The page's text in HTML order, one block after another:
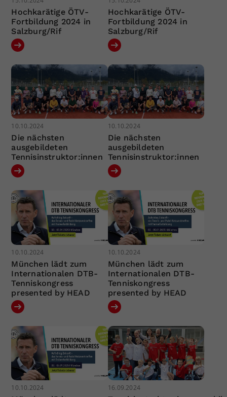
Hochkarätige ÖTV-
Fortbildung 2024 in
Salzburg/Rif
Hochkarätige ÖTV-
Fortbildung 2024 in
Salzburg/Rif
10.10.2024
Die nächsten
ausgebildeten
Tennisinstruktor:innen
10.10.2024
Die nächsten
ausgebildeten
Tennisinstruktor:innen
10.10.2024
München lädt zum
Internationalen DTB-
Tenniskongress
presented by HEAD
10.10.2024
München lädt zum
Internationalen DTB-
Tenniskongress
presented by HEAD
10.10.2024 16.09.2024